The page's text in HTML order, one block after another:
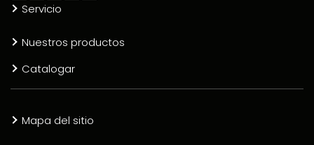
Servicio
Nuestros productos
Catalogar
Mapa del sitio